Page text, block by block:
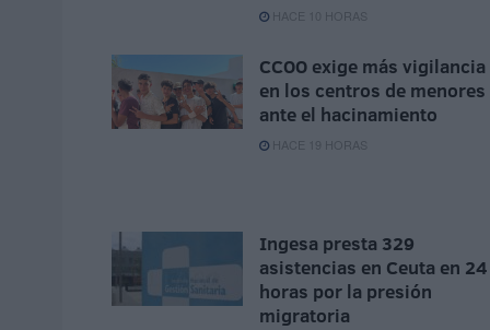
HACE 10 HORAS
CCOO exige más vigilancia
en los centros de menores
ante el hacinamiento
HACE 19 HORAS
Ingesa presta 329
asistencias en Ceuta en 24
horas por la presión
migratoria